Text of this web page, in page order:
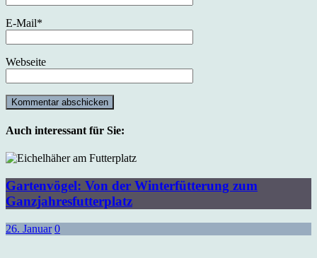
E-Mail*
Webseite
Auch interessant für Sie:
Gartenvögel: Von der Winterfütterung zum
Ganzjahresfutterplatz
26. Januar 0